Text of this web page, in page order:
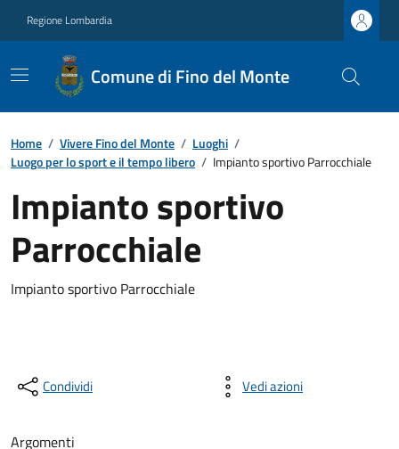
Regione Lombardia
Comune di Fino del Monte
Home / Vivere Fino del Monte / Luoghi /
Luogo per lo sport e il tempo libero / Impianto sportivo Parrocchiale
Impianto sportivo
Parrocchiale
Impianto sportivo Parrocchiale
Condividi Vedi azioni
Argomenti